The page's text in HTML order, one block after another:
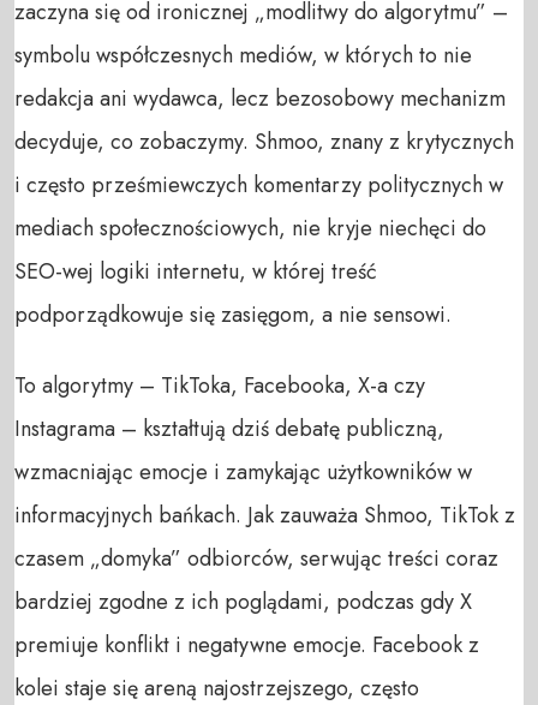
zaczyna się od ironicznej „modlitwy do algorytmu” –
symbolu współczesnych mediów, w których to nie
redakcja ani wydawca, lecz bezosobowy mechanizm
decyduje, co zobaczymy. Shmoo, znany z krytycznych
i często prześmiewczych komentarzy politycznych w
mediach społecznościowych, nie kryje niechęci do
SEO-wej logiki internetu, w której treść
podporządkowuje się zasięgom, a nie sensowi.
To algorytmy – TikToka, Facebooka, X-a czy
Instagrama – kształtują dziś debatę publiczną,
wzmacniając emocje i zamykając użytkowników w
informacyjnych bańkach. Jak zauważa Shmoo, TikTok z
czasem „domyka” odbiorców, serwując treści coraz
bardziej zgodne z ich poglądami, podczas gdy X
premiuje konflikt i negatywne emocje. Facebook z
kolei staje się areną najostrzejszego, często